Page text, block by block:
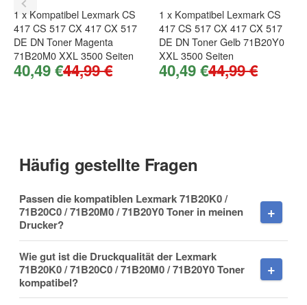
Marco Orth , 26.07.2023
Nicht vom Original zu unterscheiden!
Sehr schnelle Lieferung und der Toner ließ sich, wie mit
Firma
Mobiltelefon
1 x Kompatibel Lexmark CS
417 CS 517 CX 417 CX 517
DE DN Toner Magenta
71B20M0 XXL 3500 Seiten
40,49 €44,99 €
1 x Kompatibel Lexmark CS
417 CS 517 CX 417 CX 517
DE DN Toner Gelb 71B20Y0
XXL 3500 Seiten
40,49 €44,99 €
Häufig gestellte Fragen
Passen die kompatiblen Lexmark 71B20K0 /
71B20C0 / 71B20M0 / 71B20Y0 Toner in meinen
Drucker?
Wie gut ist die Druckqualität der Lexmark
71B20K0 / 71B20C0 / 71B20M0 / 71B20Y0 Toner
kompatibel?